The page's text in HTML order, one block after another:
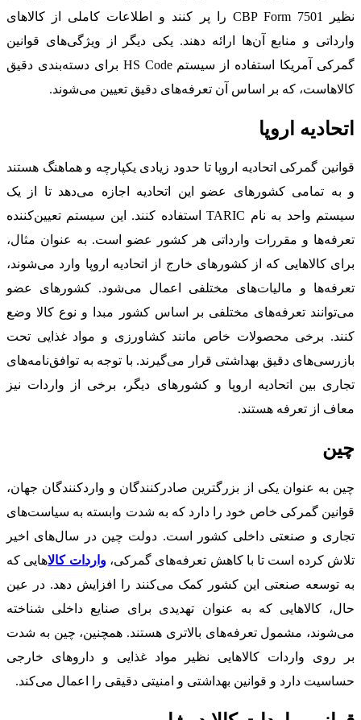
نظیر CBP Form 7501 را پر کنند و اطلاعات کاملی از کالاهای
وارداتی و منابع آن‌ها ارائه دهند. یکی دیگر از ویژگی‌های قوانین
گمرکی آمریکا استفاده از سیستم HS Code برای دسته‌بندی دقیق
کالاهاست، که بر اساس آن تعرفه‌های دقیق تعیین می‌شوند.
اتحادیه اروپا
قوانین گمرکی اتحادیه اروپا تا حدود زیادی یکپارچه و هماهنگ هستند
و به تمامی کشورهای عضو این اتحادیه اجازه می‌دهد تا از یک
سیستم واحد به نام TARIC استفاده کنند. این سیستم تعیین‌کننده
تعرفه‌ها و مقررات وارداتی هر کشور عضو است. به عنوان مثال،
برای کالاهایی که از کشورهای خارج از اتحادیه اروپا وارد می‌شوند،
تعرفه‌ها و مالیات‌های مختلفی اعمال می‌شود. کشورهای عضو
می‌توانند تعرفه‌های مختلفی بر اساس کشور مبدا و نوع کالا وضع
کنند. برخی محصولات خاص مانند کشاورزی و مواد غذایی تحت
بازرسی‌های دقیق بهداشتی قرار می‌گیرند. با توجه به توافق‌نامه‌های
تجاری بین اتحادیه اروپا و کشورهای دیگر، برخی از واردات نیز
معاف از تعرفه هستند.
چین
چین به عنوان یکی از بزرگترین صادرکنندگان و واردکنندگان جهان،
قوانین گمرکی خاص خود را دارد که به شدت وابسته به سیاست‌های
تجاری و صنعتی داخلی کشور است. دولت چین در سال‌های اخیر
تلاش کرده است تا با کاهش تعرفه‌های گمرکی،واردات کالاهایی که
به توسعه صنعتی این کشور کمک می‌کنند را افزایش دهد. در عین
حال، کالاهایی که به عنوان تهدیدی برای صنایع داخلی شناخته
می‌شوند، مشمول تعرفه‌های بالاتری هستند. همچنین، چین به شدت
بر روی واردات کالاهایی نظیر مواد غذایی و داروهای خارجی
حساسیت دارد و قوانین بهداشتی و امنیتی دقیقی را اعمال می‌کند.